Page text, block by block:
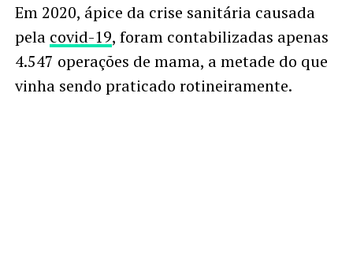
Em 2020, ápice da crise sanitária causada
pela covid-19, foram contabilizadas apenas
4.547 operações de mama, a metade do que
vinha sendo praticado rotineiramente.